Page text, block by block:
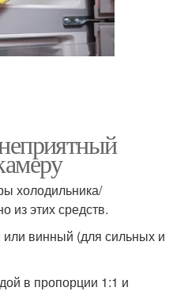
холодильника/
из этих средств.
винный (для сильных и
в пропорции 1:1 и